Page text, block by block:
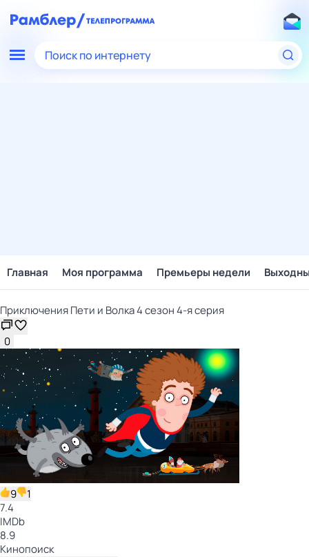
Поиск по интернету
Главная Моя программа Премьеры недели
Приключения Пети и Волка 4 сезон 4-я серия
0
9
1
7.4
IMDb
8.9
Кинопоиск